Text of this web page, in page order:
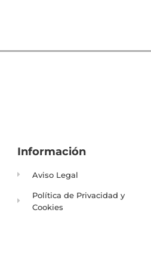
Información
Aviso Legal
Política de Privacidad y
Cookies